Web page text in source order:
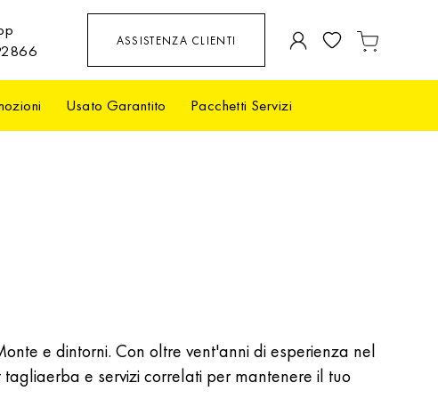
ASSISTENZA CLIENTI
Salta
Carrello
Usato Garantito Pacchetti Servizi
e dintorni. Con oltre vent'anni di esperienza nel
e servizi correlati per mantenere il tuo